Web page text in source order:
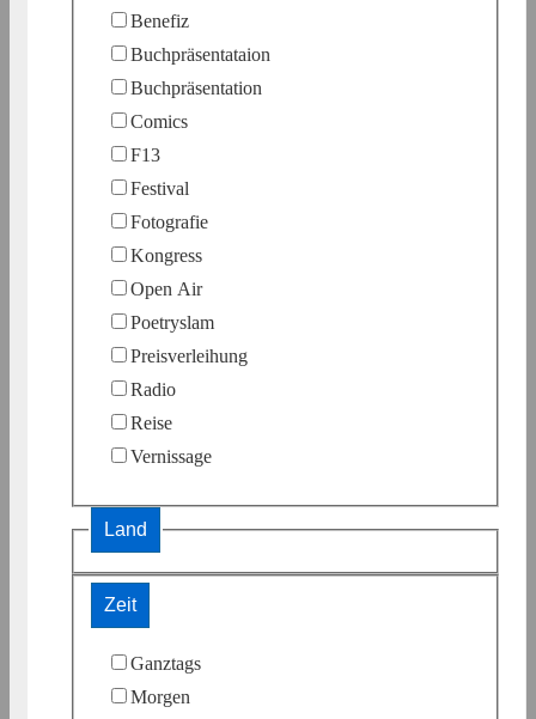
Benefiz
Buchpräsentataion
Buchpräsentation
Comics
F13
Festival
Fotografie
Kongress
Open Air
Poetryslam
Preisverleihung
Radio
Reise
Vernissage
Land
Zeit
Ganztags
Morgen